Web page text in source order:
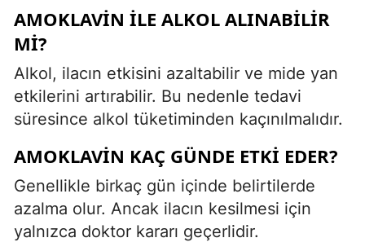
AMOKLAVIN ILE ALKOL ALINABILIR
MI?
Alkol, ilacın etkisini azaltabilir ve mide yan
etkilerini artırabilir. Bu nedenle tedavi
süresince alkol tüketiminden kaçınılmalıdır.
AMOKLAVIN KAÇ GÜNDE ETKI EDER?
Genellikle birkaç gün içinde belirtilerde
azalma olur. Ancak ilacın kesilmesi için
yalnızca doktor kararı geçerlidir.